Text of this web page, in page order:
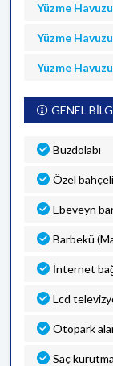
Yüzme
Yüzme
Yüzme
GENEL
Buzdolabı
Özel bahçeli
Ebeveyn
Barbekü
İnternet
Lcd
Otopark
Saç